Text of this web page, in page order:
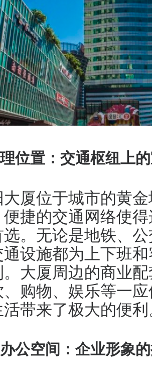
位置：交通枢纽上
厦位于城市的黄
捷的交通网络使
。无论是地铁、
通设施都为上下班
。大厦周边的商业
购物、娱乐等一
活带来了极大的便利
公空间：企业形象